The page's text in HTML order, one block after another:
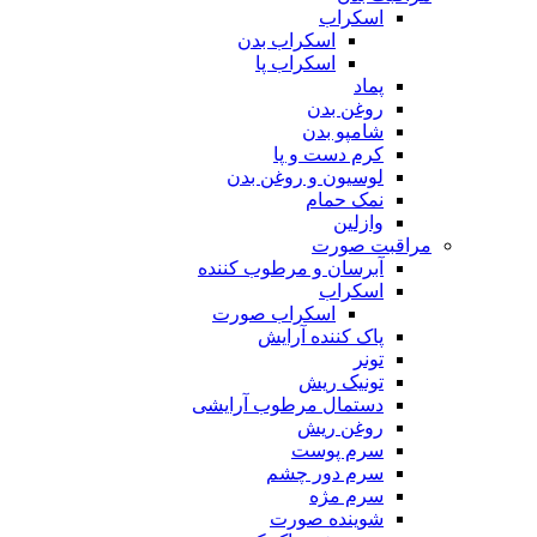
اسکراب
اسکراب بدن
اسکراب پا
پماد
روغن بدن
شامپو بدن
کرم دست و پا
لوسیون و روغن بدن
نمک حمام
وازلین
مراقبت صورت
آبرسان و مرطوب کننده
اسکراب
اسکراب صورت
پاک کننده آرایش
تونر
تونیک ریش
دستمال مرطوب آرایشی
روغن ریش
سرم پوست
سرم دور چشم
سرم مژه
شوینده صورت